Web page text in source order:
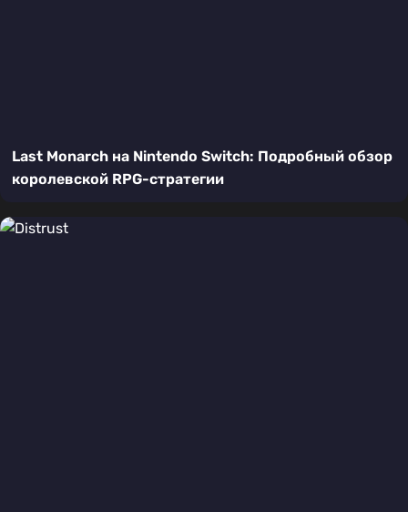
Last Monarch на Nintendo Switch: Подробный обзор
королевской RPG-стратегии